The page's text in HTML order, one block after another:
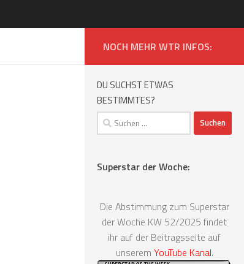
NOCH MEHR WTR INFOS:
DU SUCHST ETWAS
BESTIMMTES?
Suchen
nach:
Superstar der Woche:
Die Abstimmung zum Superstar
der Woche KW 52/2025 findet
ihr auf der Beitragsseite auf
unserem YouTube Kanal.